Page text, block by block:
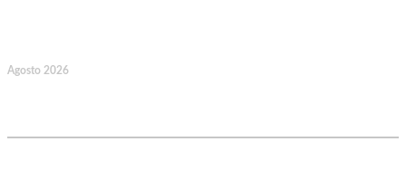
Agosto 2026